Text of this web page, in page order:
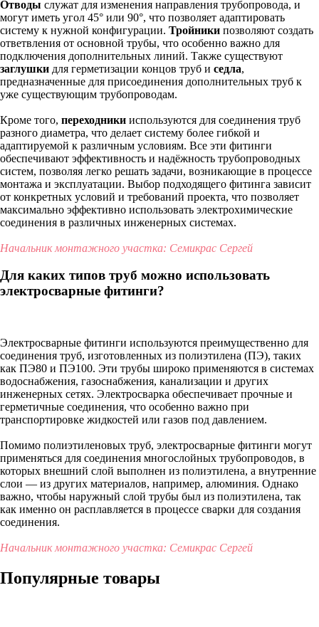
Отводы служат для изменения направления трубопровода, и
могут иметь угол 45° или 90°, что позволяет адаптировать
систему к нужной конфигурации. Тройники позволяют создать
ответвления от основной трубы, что особенно важно для
подключения дополнительных линий. Также существуют
заглушки для герметизации концов труб и седла,
предназначенные для присоединения дополнительных труб к
уже существующим трубопроводам.
Кроме того, переходники используются для соединения труб
разного диаметра, что делает систему более гибкой и
адаптируемой к различным условиям. Все эти фитинги
обеспечивают эффективность и надёжность трубопроводных
систем, позволяя легко решать задачи, возникающие в процессе
монтажа и эксплуатации. Выбор подходящего фитинга зависит
от конкретных условий и требований проекта, что позволяет
максимально эффективно использовать электрохимические
соединения в различных инженерных системах.
Начальник монтажного участка: Семикрас Сергей
Для каких типов труб можно использовать
электросварные фитинги?
Электросварные фитинги используются преимущественно для
соединения труб, изготовленных из полиэтилена (ПЭ), таких
как ПЭ80 и ПЭ100. Эти трубы широко применяются в системах
водоснабжения, газоснабжения, канализации и других
инженерных сетях. Электросварка обеспечивает прочные и
герметичные соединения, что особенно важно при
транспортировке жидкостей или газов под давлением.
Помимо полиэтиленовых труб, электросварные фитинги могут
применяться для соединения многослойных трубопроводов, в
которых внешний слой выполнен из полиэтилена, а внутренние
слои — из других материалов, например, алюминия. Однако
важно, чтобы наружный слой трубы был из полиэтилена, так
как именно он расплавляется в процессе сварки для создания
соединения.
Начальник монтажного участка: Семикрас Сергей
Популярные товары